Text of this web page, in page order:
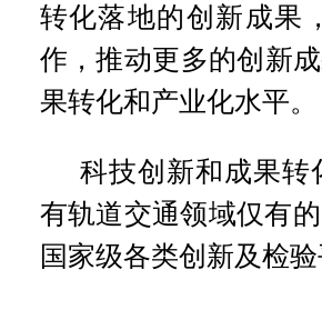
转化落地的创新成果
作，推动更多的创新
果转化和产业化水平。
科技创新和成果转
有轨道交通领域仅有
国家级各类创新及检